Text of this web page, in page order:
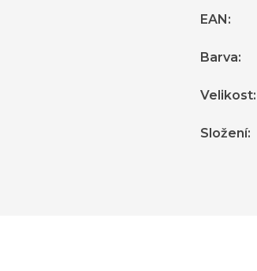
EAN :
Barva:
Velikost:
Složení: